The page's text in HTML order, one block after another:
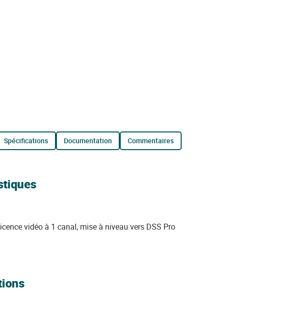
spécifications documentation commentaires
vidéo à 1 canal, mise à niveau vers DSS Pro